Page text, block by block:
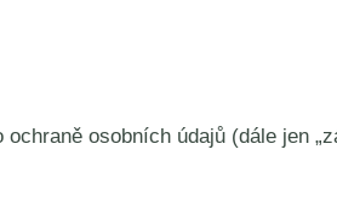
osobních údajů (dále jen